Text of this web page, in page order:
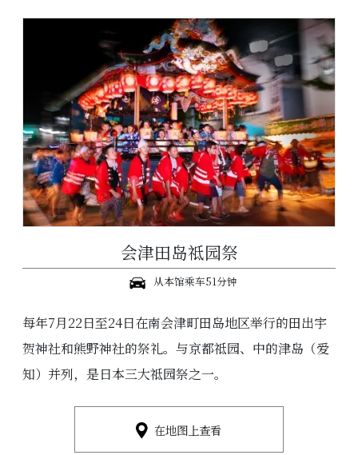
会津田岛祗园祭
从本馆乘车51分钟
每年7月22日至24日在南会津町田岛地区举行的田出宇
贺神社和熊野神社的祭礼。与京都祗园、中的津岛（爱
知）并列，是日本三大祗园祭之一。
在地图上查看